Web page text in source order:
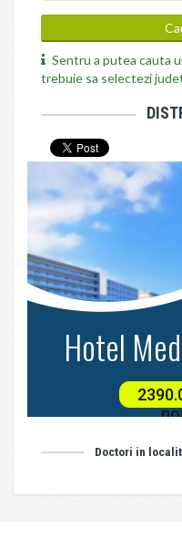
Sentru a putea cauta
trebuie sa selectezi
Doctori in